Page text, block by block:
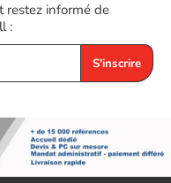
restez informé de
:
S'inscrire